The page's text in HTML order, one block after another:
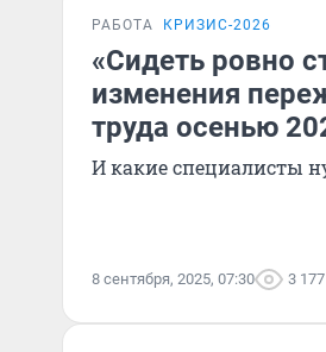
РАБОТА КРИЗИС-2026
«Сидеть ровно
изменения
труда осенью
И какие специалисты
8 сентября, 2025, 07:30 3 177